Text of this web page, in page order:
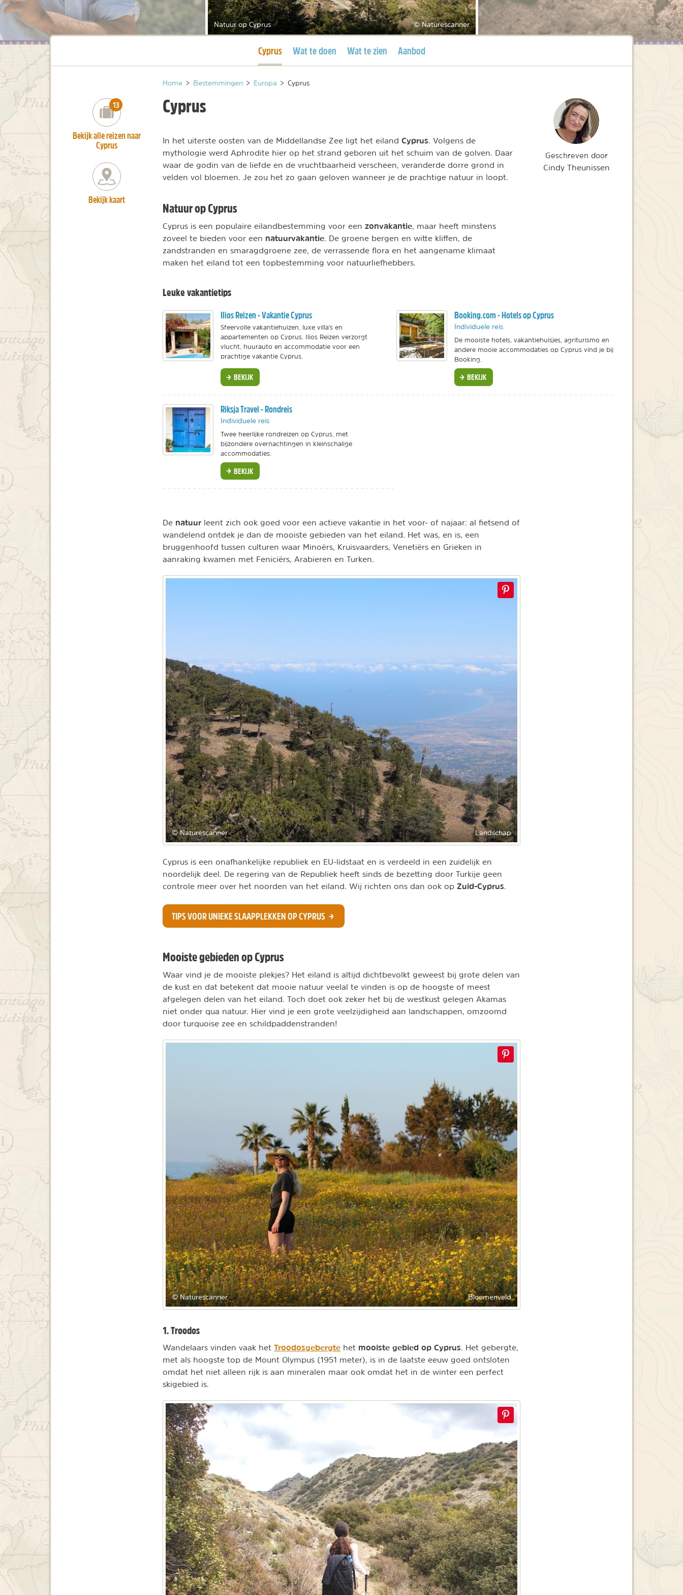
Natuur op Cyprus © Naturescanner
Huidige pagina
Cyprus Wat te doen Wat te zien Aanbod
Home > Bestemmingen > Europa > Cyprus
Cyprus
In het uiterste oosten van de Middellandse Zee ligt het eiland Cyprus. Volgens de
mythologie werd Aphrodite hier op het strand geboren uit het schuim van de golven. Daar
waar de godin van de liefde en de vruchtbaarheid verscheen, veranderde dorre grond in
velden vol bloemen. Je zou het zo gaan geloven wanneer je de prachtige natuur in loopt.
Natuur op Cyprus
Cyprus is een populaire eilandbestemming voor een zonvakantie, maar heeft minstens
zoveel te bieden voor een natuurvakantie. De groene bergen en witte kliffen, de
zandstranden en smaragdgroene zee, de verrassende flora en het aangename klimaat
maken het eiland tot een topbestemming voor natuurliefhebbers.
Leuke vakantietips
Ilios Reizen - Vakantie Cyprus
Sfeervolle vakantiehuizen, luxe villa's en
appartementen op Cyprus. Ilios Reizen verzorgt
vlucht, huurauto en accommodatie voor een
prachtige vakantie Cyprus.
BEKIJK
Booking.com - Hotels op Cyprus
Individuele reis
De mooiste hotels, vakantiehuisjes, agriturismo en
andere mooie accommodaties op Cyprus vind je bij
Booking.
BEKIJK
Riksja Travel - Rondreis
Individuele reis
Twee heerlijke rondreizen op Cyprus, met
bijzondere overnachtingen in kleinschalige
accommodaties.
BEKIJK
De natuur leent zich ook goed voor een actieve vakantie in het voor- of najaar: al fietsend of
wandelend ontdek je dan de mooiste gebieden van het eiland. Het was, en is, een
bruggenhoofd tussen culturen waar Minoërs, Kruisvaarders, Venetiërs en Grieken in
aanraking kwamen met Feniciërs, Arabieren en Turken.
© Naturescanner Landschap
Cyprus is een onafhankelijke republiek en EU-lidstaat en is verdeeld in een zuidelijk en
noordelijk deel. De regering van de Republiek heeft sinds de bezetting door Turkije geen
controle meer over het noorden van het eiland. Wij richten ons dan ook op Zuid-Cyprus
TIPS VOOR UNIEKE SLAAPPLEKKEN OP CYPRUS
Mooiste gebieden op Cyprus
Waar vind je de mooiste plekjes? Het eiland is altijd dichtbevolkt geweest bij grote delen van
de kust en dat betekent dat mooie natuur veelal te vinden is op de hoogste of meest
afgelegen delen van het eiland. Toch doet ook zeker het bij de westkust gelegen Akamas
niet onder qua natuur. Hier vind je een grote veelzijdigheid aan landschappen, omzoomd
door turquoise zee en schildpaddenstranden!
© Naturescanner Bloemenveld
1. Troodos
Wandelaars vinden vaak het Troodosgebergte het mooiste gebied op Cyprus . Het gebergte,
met als hoogste top de Mount Olympus (1951 meter), is in de laatste eeuw goed ontsloten
omdat het niet alleen rijk is aan mineralen maar ook omdat het in de winter een perfect
skigebied is.
number_of_trips:
13
Bekijk alle reizen naar
Cyprus
Bekijk kaart
Geschreven door
Cindy Theunissen